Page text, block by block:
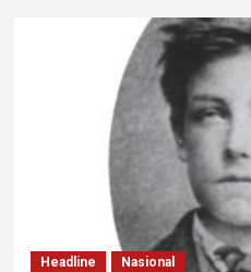
Headline Nasional